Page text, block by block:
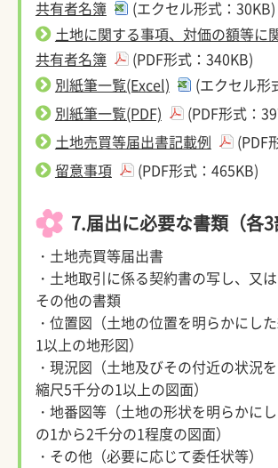
共有者名簿
(エクセル形式：30KB)
土地に関する事項、対価の額等に
共有者名簿
(PDF形式：340KB)
別紙筆一覧(Excel)
(エクセル形
別紙筆一覧(PDF)
(PDF形式：
土地売買等届出書記載例
(PDF
留意事項
(PDF形式：465KB)
7.届出に必要な書類（各3
・土地売買等届出書
・土地取引に係る契約書の写し、又
その他の書類
・位置図（土地の位置を明らかにし
1以上の地形図）
・現況図（土地及びその付近の状況
縮尺5千分の1以上の図面）
・地番図等（土地の形状を明らかに
の1から2千分の1程度の図面）
・その他（必要に応じて委任状等）